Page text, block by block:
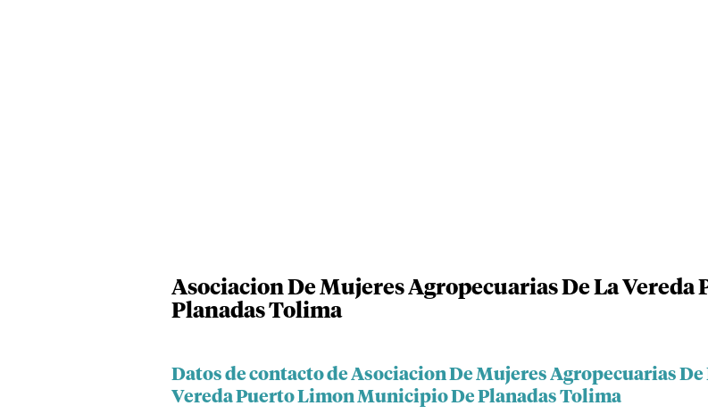
Asociacion De Mujeres Agropecuarias De La
Planadas Tolima
Datos de contacto de Asociacion De Mujeres Agropecuarias De
Vereda Puerto Limon Municipio De Planadas Tolima